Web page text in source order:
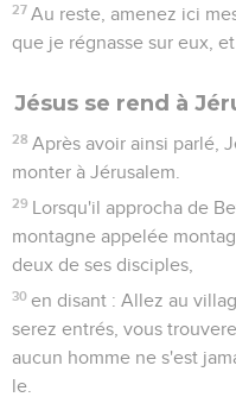
27 Au reste, amenez ici
que je régnasse sur eux,
Jésus se rend à
28 Après avoir ainsi parlé,
monter à Jérusalem.
29 Lorsqu'il approcha de
montagne appelée
deux de ses disciples,
30 en disant : Allez au
serez entrés, vous
aucun homme ne s'est
le.